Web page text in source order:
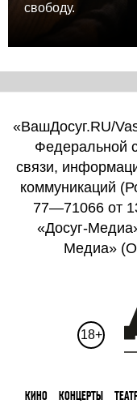
свободу.
«ВашДосуг.RU/
Федеральной
связи,
коммуникаций
77—71066 от
«Досуг-
Медиа» (О
18+
КИНО КОНЦЕРТЫ